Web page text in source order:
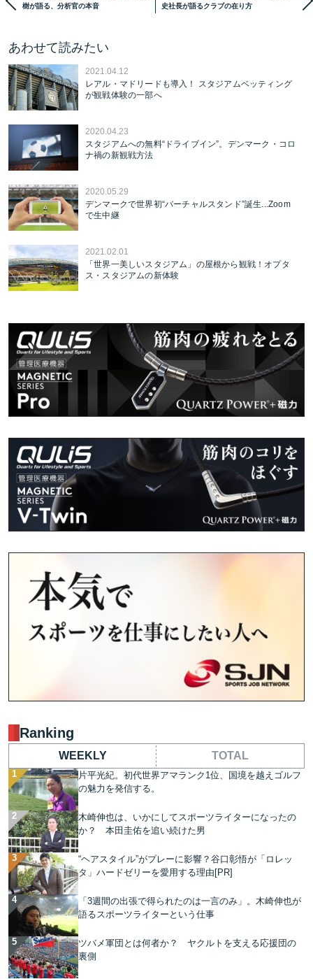
樹が語る、分析官の本音
史社長が語るクラブの在り方
あわせて読みたい
2021.04.12
レアル・マドリードも導入！ スタジアムベッティング
が観戦体験の一部へ
2020.04.23
スタジアムへの無料“ドライブイン”。デンマーク・コロ
ナ禍の新観戦方法
2020.05.29
デンマークで世界初“バーチャルスタンド”誕生...Zoom
で生中継
2021.02.01
「世界一美しいスタジアム」の屋根から観戦！オプタ
ス・スタジアムの新体験
Ranking
WEEKLY TOTAL
片平光紀。初代世界アマランク1位、国境を越えゴルフ
の魅力を発信する。
木崎伸也は、いかにしてスポーツライターになったの
か？ 本田圭佑を追い続けた男
“ヘアスタイル”がプレーに影響？谷口彰悟が「ロレッ
タ」ハードゼリーを愛用する理由[PR]
「3週間の出張で得られたのは一言のみ」。木崎伸也が
語るスポーツライターという仕事
ツバメ軍団とは何者か？ ヤクルトを支える応援団の
裏側